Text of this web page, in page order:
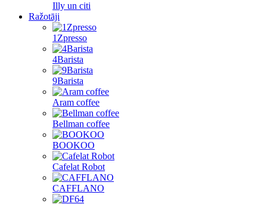
Illy un citi
Ražotāji
1Zpresso
4Barista
9Barista
Aram coffee
Bellman coffee
BOOKOO
Cafelat Robot
CAFFLANO